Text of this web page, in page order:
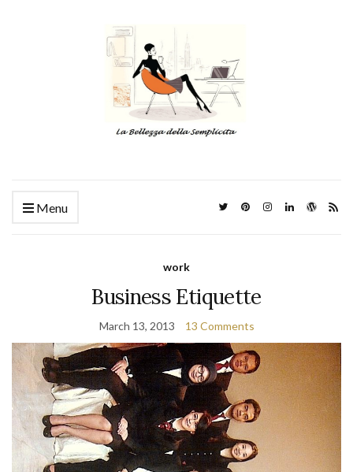
Menu
work
Business Etiquette
March 13, 2013 13 Comments